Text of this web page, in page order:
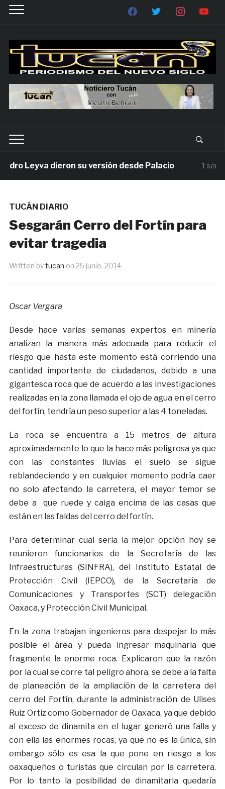
Leyva dieron su versión desde Palacio 1 semana
TUCÁN DIARIO
Sesgarán Cerro del Fortín para
evitar tragedia
Written bytucan on 25 junio, 2014
Oscar Vergara
Desde hace varias semanas expertos en minería
analizan la manera más adecuada para reducir el
riesgo que hasta este momento está corriendo una
cantidad importante de ciudadanos, debido a una
gigantesca roca que de acuerdo a las investigaciones
realizadas en la zona llamada el ojo de agua en el cerro
del fortín, tendría un peso superior a las 4 toneladas.
La roca se encuentra a 15 metros de altura
aproximadamente lo que la hace más peligrosa ya que
con las constantes lluvias el suelo se sigue
reblandeciendo y en cualquier momento podría caer
no solo afectando la carretera, el mayor temor se
debe a que ruede y caiga encima de las casas que
están en las faldas del cerro del fortín.
Para determinar cual seria la mejor opción hoy se
reunieron funcionarios de la Secretaría de las
Infraestructuras (SINFRA), del Instituto Estatal de
Protección Civil (IEPCO), de la Secretaría de
Comunicaciones y Transportes (SCT) delegación
Oaxaca, y Protección Civil Municipal.
En la zona trabajan ingenieros para despejar lo más
posible el área y pueda ingresar maquinaria que
fragmente la enorme roca. Explicaron que la razón
por la cual se corre tal peligro ahora, se debe a la falta
de planeación de la ampliación de la carretera del
cerro del Fortín, durante la administración de Ulises
Ruiz Ortiz como Gobernador de Oaxaca, ya que debido
al exceso de dinamita en el lugar generó una falla y
con ella las enormes rocas, ya que no es la única, sin
embargo sólo es esa la que pone en riesgo a los
oaxaqueños o turistas que circulan por la carretera.
Por lo tanto la posibilidad de dinamitarla quedaría